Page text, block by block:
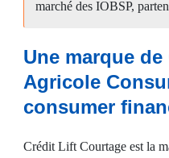
marché des IOBSP,
Une marque
Agricole
consumer
Crédit Lift Courtage est la
consommation